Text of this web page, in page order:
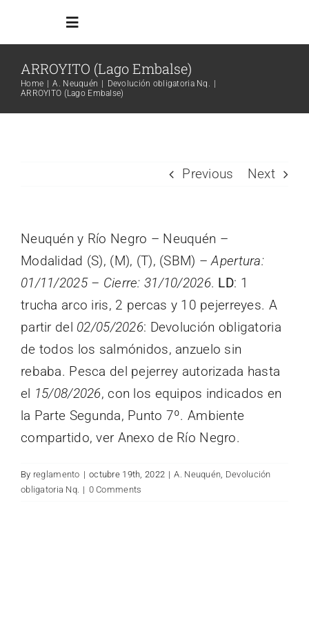
Toggle
Navigation
Inicio
Links
Search
ARROYITO (Lago Embalse)
Home A. Neuquén
Devolución obligatoria Nq.
ARROYITO (Lago Embalse)
Previous Next
Neuquén y Río Negro – Neuquén –
Modalidad (S), (M), (T), (SBM) –Apertura:
01/11/2025 – Cierre: 31/10/2026. LD: 1
trucha arco iris, 2 percas y 10 pejerreyes. A
partir del 02/05/2026: Devolución obligatoria
de todos los salmónidos, anzuelo sin
rebaba. Pesca del pejerrey autorizada hasta
el 15/08/2026, con los equipos indicados en
la Parte Segunda, Punto 7º. Ambiente
compartido, ver Anexo de Río Negro.
By reglamento | octubre 19th, 2022 | A. Neuquén, Devolución
obligatoria Nq. | 0 Comments